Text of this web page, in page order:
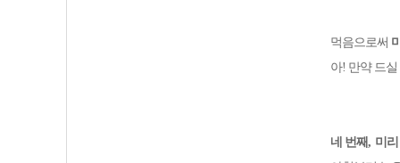
먹음으로써
아! 만약 드
네 번째, 미